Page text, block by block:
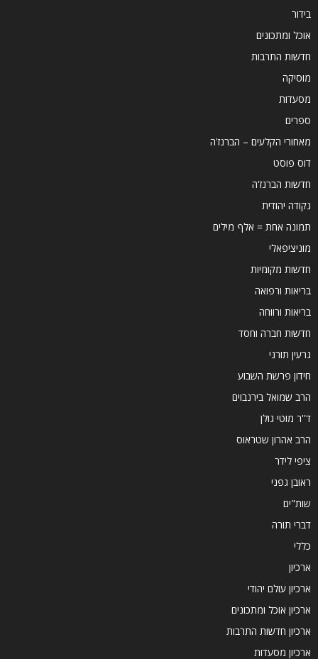
בידור
אוכל ומתכונים
חדשות התרבות
מוסיקה
מסעדות
ספרים
מאחורי הקלעים – הברנז'ה
דוס פוסט
חדשות הברנז'ה
נקודה יהודית
תמונה אחת = אלף מילים
מוניציפאלי
חדשות מקומיות
בריאות ורפואה
בריאות ורווחה
חדשות חברה וחסד
גרעין תורני
חידון פרשת השבוע
הרב שמואל בירנבוים
ד''ר מוטי גולן
הרב אהרון שטראוס
ציפי לידר
ראובן גפני
שות"ים
דברי תורה
כללי
ארכיון
ארכיון עולם יהודי
ארכיון אוכל ומתכונים
ארכיון חדשות התרבות
ארכיון מסעדות